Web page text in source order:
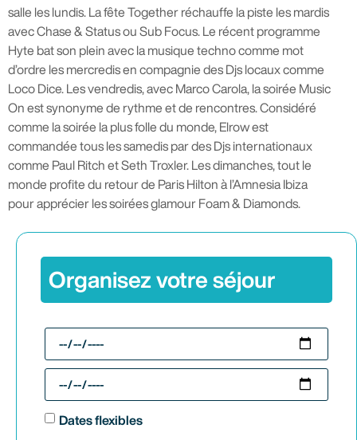
salle les lundis. La fête Together réchauffe la piste les mardis
avec Chase & Status ou Sub Focus. Le récent programme
Hyte bat son plein avec la musique techno comme mot
d’ordre les mercredis en compagnie des Djs locaux comme
Loco Dice. Les vendredis, avec Marco Carola, la soirée Music
On est synonyme de rythme et de rencontres. Considéré
comme la soirée la plus folle du monde, Elrow est
commandée tous les samedis par des Djs internationaux
comme Paul Ritch et Seth Troxler. Les dimanches, tout le
monde profite du retour de Paris Hilton à l’Amnesia Ibiza
pour apprécier les soirées glamour Foam & Diamonds.
Organisez votre séjour
Dates flexibles